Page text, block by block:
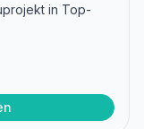
in Top-